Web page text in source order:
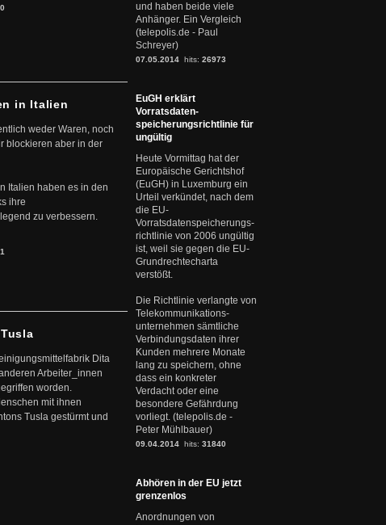
in Italien
weder Waren, noch
blockieren aber in der
Italien haben es in den
ihre
zu verbessern.
Dita
Arbeiter_innen
worden.
mit ihnen
Tusla gestürmt und
und haben beide viele
Anhänger. Ein Vergleich
(telepolis.de - Paul
Schreyer)
07.05.2014 hits: 26973
EuGH erklärt
Vorratsdaten-
speicherungsrichtlinie für
ungültig
Heute Vormittag hat der
Europäische Gerichtshof
(EuGH) in Luxemburg ein
Urteil verkündet, nach dem
die EU-
Vorratsdatenspeicherungs-
richtlinie von 2006 ungültig
ist, weil sie gegen die EU-
Grundrechtecharta
verstößt.
Die Richtlinie verlangte von
Telekommunikations-
unternehmen sämtliche
Verbindungsdaten ihrer
Kunden mehrere Monate
lang zu speichern, ohne
dass ein konkreter
Verdacht oder eine
besondere Gefährdung
vorliegt. (telepolis.de -
Peter Mühlbauer)
09.04.2014 hits: 31840
Abhören in der EU jetzt
grenzenlos
Anordnungen von